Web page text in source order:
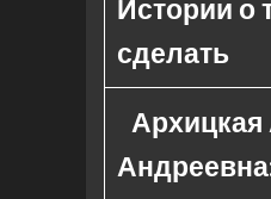
Истории о
сделать